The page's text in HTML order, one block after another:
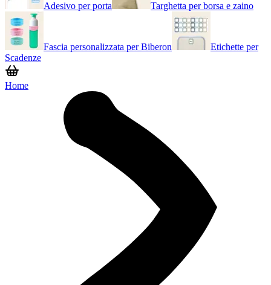
Adesivo per porta Targhetta per borsa e zaino
Fascia personalizzata per Biberon
Etichette per
Scadenze
Home